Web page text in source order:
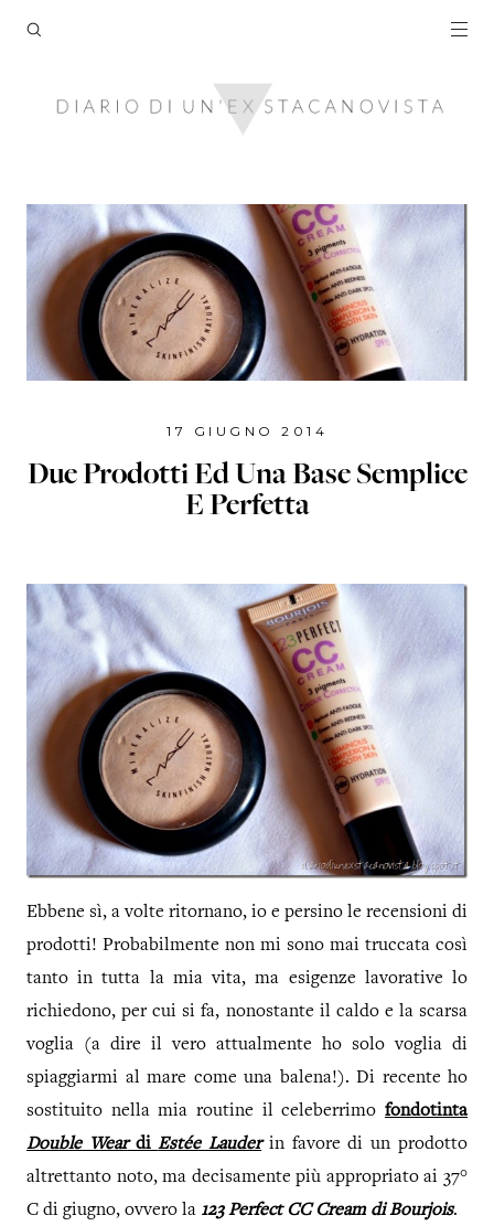
17 GIUGNO 2014
Due Prodotti Ed Una Base Semplice
E Perfetta
Ebbene sì, a volte ritornano, io e persino le recensioni di
prodotti! Probabilmente non mi sono mai truccata così
tanto in tutta la mia vita, ma esigenze lavorative lo
richiedono, per cui si fa, nonostante il caldo e la scarsa
voglia (a dire il vero attualmente ho solo voglia di
spiaggiarmi al mare come una balena!). Di recente ho
sostituito nella mia routine il celeberrimo fondotinta
Double WeardiEstée Lauderin favore di un prodotto
altrettanto noto, ma decisamente più appropriato ai 37°
C di giugno, ovvero la 123 Perfect CC Cream di Bourjois.